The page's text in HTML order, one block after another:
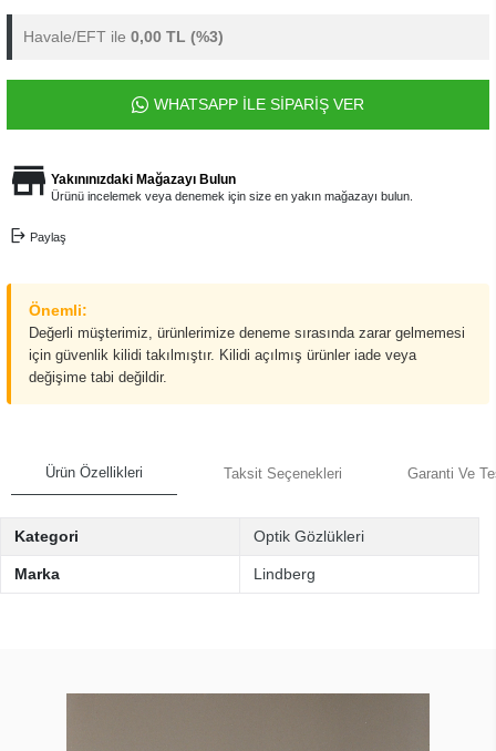
Havale/EFT ile 0,00 TL (%3)
WHATSAPP İLE SİPARİŞ VER
Yakınınızdaki Mağazayı Bulun
Ürünü incelemek veya denemek için size en yakın mağazayı bulun.
Paylaş
Önemli:
Değerli müşterimiz, ürünlerimize deneme sırasında zarar gelmemesi
için güvenlik kilidi takılmıştır. Kilidi açılmış ürünler iade veya
değişime tabi değildir.
Ürün Özellikleri Taksit Seçenekleri Garanti Ve
Kategori Optik Gözlükleri
Marka Lindberg